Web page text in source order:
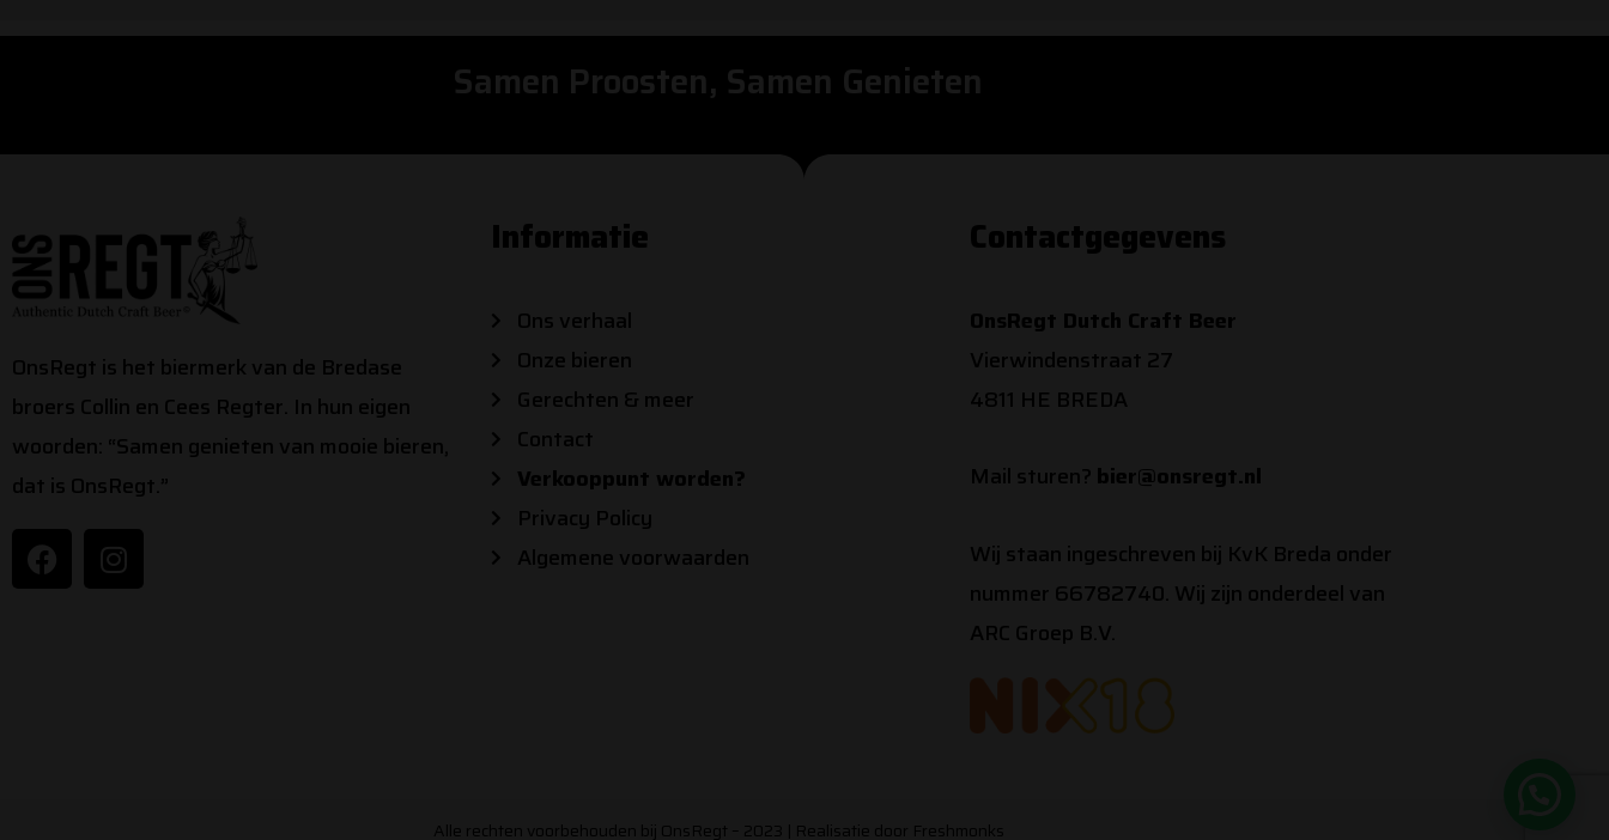
Samen Proosten, Samen Genieten
OnsRegt is het biermerk van de Bredase
broers Collin en Cees Regter. In hun eigen
woorden: “Samen genieten van mooie bieren,
dat is OnsRegt.”
F
a
c
I
n
s
Informatie
Ons verhaal
Onze bieren
Gerechten & meer
Contact
Verkooppunt worden?
Privacy Policy
Algemene voorwaarden
Contactgegevens
OnsRegt Dutch Craft Beer
Vierwindenstraat 27
4811 HE BREDA
Mail sturen? bier@onsregt.nl
Wij staan ingeschreven bij KvK Breda onder
nummer 66782740. Wij zijn onderdeel van
ARC Groep B.V.
Alle rechten voorbehouden bij OnsRegt – 2023 | Realisatie door Freshmonks